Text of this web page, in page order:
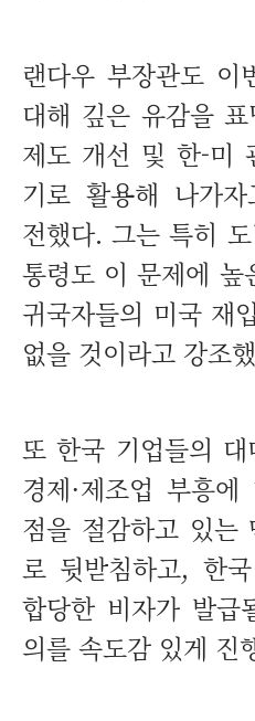
랜다우 부장관도
대해 깊은 유감을
제도 개선 및 한-미
기로 활용해 나가
전했다. 그는 특히
통령도 이 문제에 높
귀국자들의 미국 재
없을 것이라고 강조
또 한국 기업들의
경제·제조업 부흥
점을 절감하고 있는
로 뒷받침하고, 한
합당한 비자가 발급
의를 속도감 있게 진